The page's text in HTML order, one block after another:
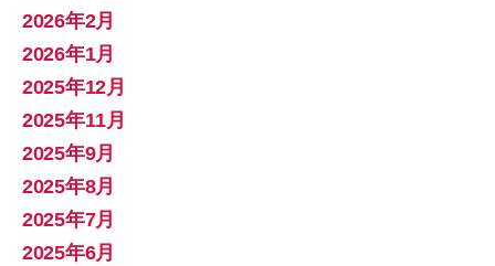
2026年2月
2026年1月
2025年12月
2025年11月
2025年9月
2025年8月
2025年7月
2025年6月